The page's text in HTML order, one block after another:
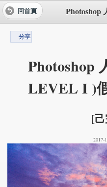
回首頁
分享
Photoshop
LEVEL I )
[
2017-